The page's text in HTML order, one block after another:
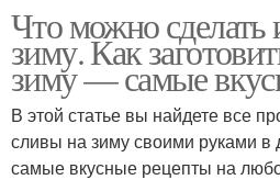
Что можно сделать
зиму. Как
зиму — самые
В этой статье вы найдете все
сливы на зиму своими руками
самые вкусные рецепты на